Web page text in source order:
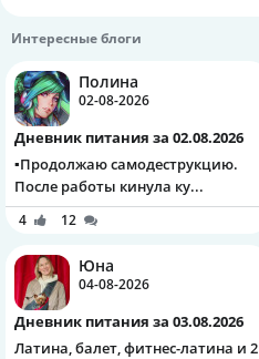
Интересные блоги
Полина
02-08-2026
Дневник питания за 02.08.2026
▪️Продолжаю самодеструкцию.
После работы кинула ку...
4 12
Юна
04-08-2026
Дневник питания за 03.08.2026
Латина, балет, фитнес-латина и 2